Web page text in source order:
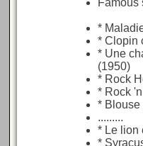
Famous
*
* Clopin
* Une
(1950)
* Rock
* Rock
* Blouse
.........
* Le lion
*